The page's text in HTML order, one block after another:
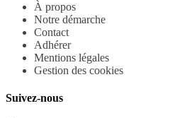
À propos
Notre démarche
Contact
Adhérer
Mentions légales
Gestion des cookies
Suivez-nous